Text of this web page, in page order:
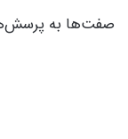
صفت‌ها به